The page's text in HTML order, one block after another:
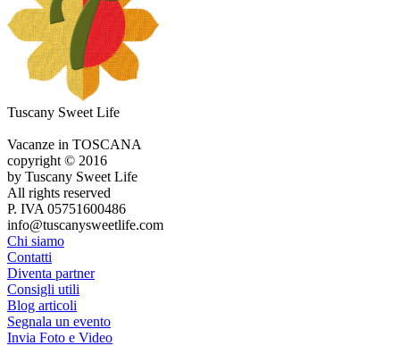
Tuscany Sweet Life
Vacanze in TOSCANA
copyright © 2016
by Tuscany Sweet Life
All rights reserved
P. IVA 05751600486
info@tuscanysweetlife.com
Chi siamo
Contatti
Diventa partner
Consigli utili
Blog articoli
Segnala un evento
Invia Foto e Video